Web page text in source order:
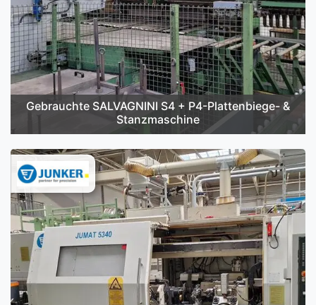
Gebrauchte SALVAGNINI S4 + P4-Plattenbiege- &
Stanzmaschine